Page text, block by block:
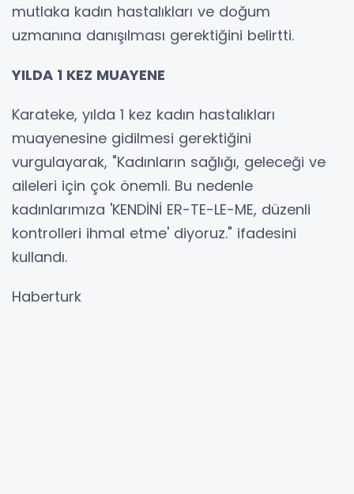
mutlaka kadın hastalıkları ve doğum
uzmanına danışılması gerektiğini belirtti.
YILDA 1 KEZ MUAYENE
Karateke, yılda 1 kez kadın hastalıkları
muayenesine gidilmesi gerektiğini
vurgulayarak, "Kadınların sağlığı, geleceği ve
aileleri için çok önemli. Bu nedenle
kadınlarımıza 'KENDİNİ ER-TE-LE-ME, düzenli
kontrolleri ihmal etme' diyoruz." ifadesini
kullandı.
Haberturk